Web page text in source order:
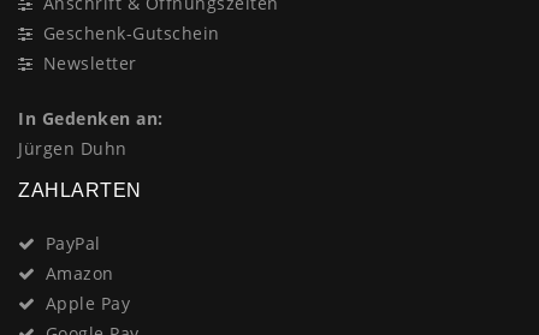
Geschenk-Gutschein
Newsletter
In Gedenken an:
Jürgen Duhn
ZAHLARTEN
PayPal
Amazon
Apple Pay